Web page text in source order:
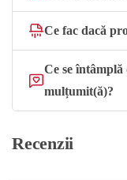
Ce fac dacă
Ce se
mulțumit(ă)?
Recenzii